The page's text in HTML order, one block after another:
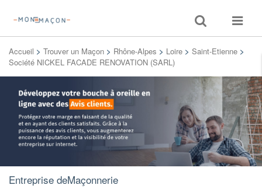
Toggle
search
Toggle
Accueil > Trouver un Maçon > Rhône-Alpes > Loire > Saint-Etienne >
Société NICKEL FACADE RENOVATION (SARL)
Entreprise deMaçonnerie